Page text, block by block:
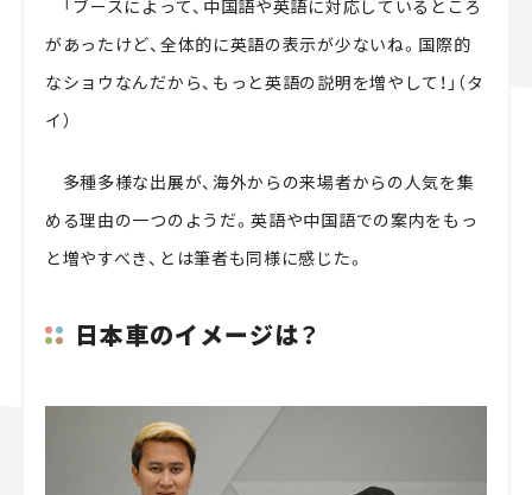
「ブースによって、中国語や英語に対応しているところ
があったけど、全体的に英語の表示が少ないね。国際的
なショウなんだから、もっと英語の説明を増やして！」（タ
イ）
多種多様な出展が、海外からの来場者からの人気を集
める理由の一つのようだ。英語や中国語での案内をもっ
と増やすべき、とは筆者も同様に感じた。
日本車のイメージは？